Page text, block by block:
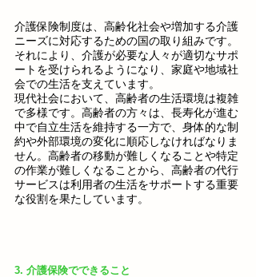
介護保険制度は、高齢化社会や増加する介護
ニーズに対応するための国の取り組みです。
それにより、介護が必要な人々が適切なサポ
ートを受けられるようになり、家庭や地域社
会での生活を支えています。
現代社会において、高齢者の生活環境は複雑
で多様です。高齢者の方々は、長寿化が進む
中で自立生活を維持する一方で、身体的な制
約や外部環境の変化に順応しなければなりま
せん。高齢者の移動が難しくなることや特定
の作業が難しくなることから、高齢者の代行
サービスは利用者の生活をサポートする重要
な役割を果たしています。
3. 介護保険でできること